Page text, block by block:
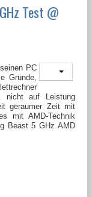
Test @
PC
Gründe,
nicht auf Leistung
geraumer Zeit mit
mit AMD-Technik
Beast 5 GHz AMD